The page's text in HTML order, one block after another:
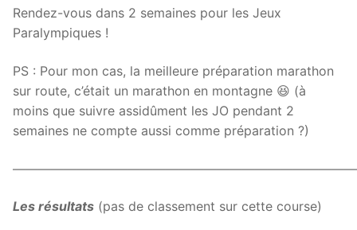
Rendez-vous dans 2 semaines pour les Jeux
Paralympiques !
PS : Pour mon cas, la meilleure préparation marathon
sur route, c’était un marathon en montagne 😆 (à
moins que suivre assidûment les JO pendant 2
semaines ne compte aussi comme préparation ?)
Les résultats (pas de classement sur cette course)